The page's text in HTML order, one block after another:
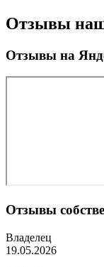
Отзывы
Отзывы на
Отзывы
Владелец
19.05.2026